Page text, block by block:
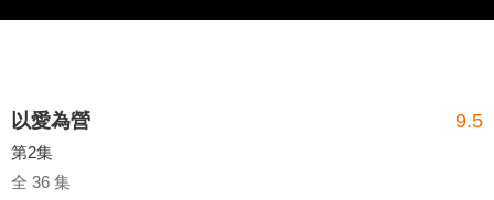
以愛為營 9.5
第2集
全 36 集